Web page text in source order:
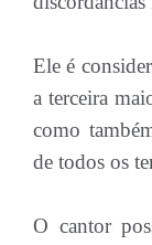
Ele é
a terceira
como
de todos os
O cantor